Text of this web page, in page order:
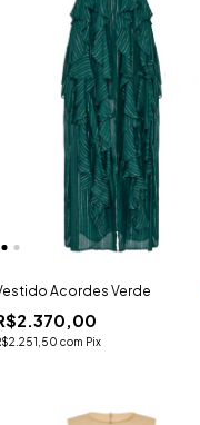
Acordes Verde
com Pix